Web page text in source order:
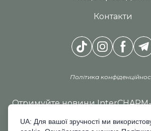
Контакти
Політика
Отримуйте новини
UA: Для вашої зручності ми